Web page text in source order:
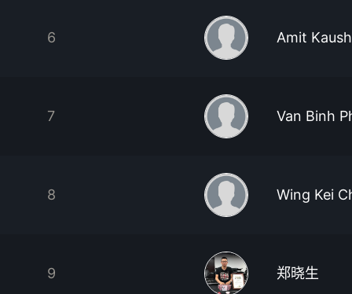
6 Amit
7 Van Binh
8 Wing Kei
9 郑晓生